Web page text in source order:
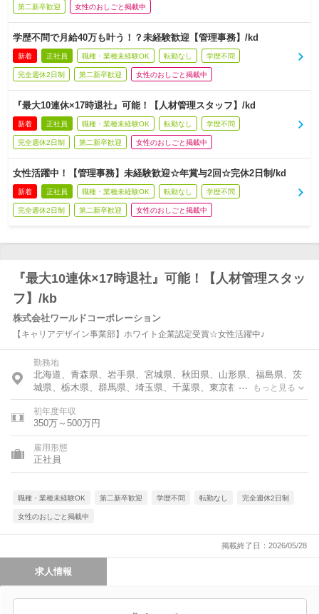
第二新卒歓迎 女性のおしごと掲載中
学歴不問で月給40万も叶う！？未経験歓迎【管理事務】/kd
新着 正社員 職種・業種未経験OK 転勤なし 学歴不問
完全週休2日制 第二新卒歓迎 女性のおしごと掲載中
『最大10連休×17時退社』可能！【人材管理スタッフ】/kd
新着 正社員 職種・業種未経験OK 転勤なし 学歴不問
完全週休2日制 第二新卒歓迎 女性のおしごと掲載中
女性活躍中！【管理事務】未経験歓迎☆年賞与2回☆完休2日制/kd
新着 正社員 職種・業種未経験OK 転勤なし 学歴不問
完全週休2日制 第二新卒歓迎 女性のおしごと掲載中
『最大10連休×17時退社』可能！【人材管理スタッ
フ】/kb
株式会社ワールドコーポレーション
【キャリアデザイン事業部】ホワイト企業認定受賞☆女性活躍中♪
勤務地
北海道、青森県、岩手県、宮城県、秋田県、山形県、福島県、茨
城県、栃木県、群馬県、埼玉県、千葉県、東京都、神奈川県、富
山県、石川県、福井県、新潟県、山梨県、長野県、岐阜県、静岡
県、愛知県、三重県、滋賀県、京都府、大阪府、兵庫県、奈良
県、和歌山県、鳥取県、島根県、岡山県、広島県、山口県、徳島
県、香川県、愛媛県、高知県、福岡県、佐賀県、長崎県、熊本
県、大分県、宮崎県、鹿児島県、沖縄県
もっと見る
初年度年収
350万～500万円
雇用形態
正社員
職種・業種未経験OK 第二新卒歓迎 学歴不問 転勤なし 完全週休2日制
女性のおしごと掲載中
掲載終了日：2026/05/28
求人情報